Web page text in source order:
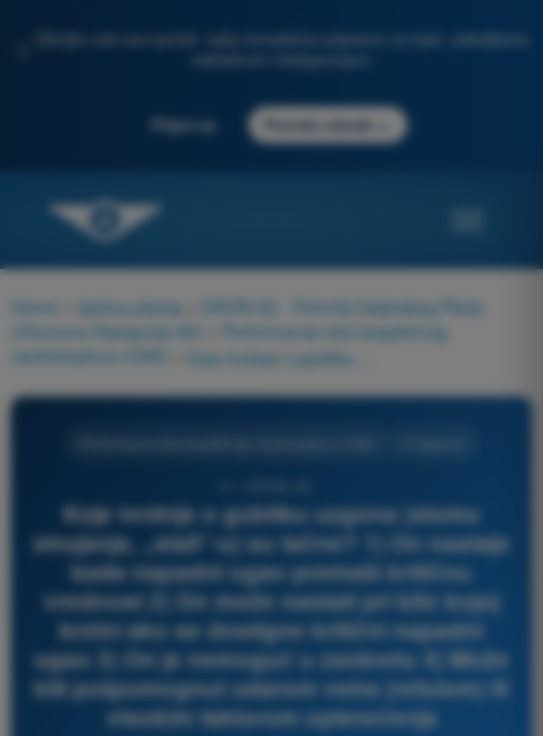
Otkrijte naš novi portal: vaša kompletna priprema za ispit, poboljšana
Prijavi se Počnite odmah
Home Ispitna pitanja
DRON A2 - Potvrda Daljinskog Pilota
(Otvorena Kategorija A2)
Performanse leta bespilotnog
vazduhoplova (UAS)
Koje tvrdnje o gubitku uzgona (slomu
strujanja, „stall“-u) su tačne? 1) On nastaje
kada napadni ugao premaši kritičnu
vrednost 2) On može nastati pri bilo kojoj
brzini ako se dostigne kritični napadni
ugao 3) On je nemoguć u zaokretu 4) Može
biti potpomognut udarom vetra (refulom) ili
visokim faktorom opterećenja